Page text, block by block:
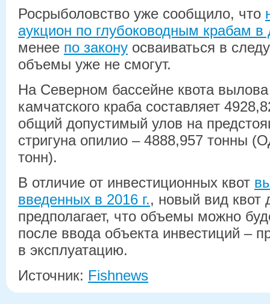
Росрыболовство уже сообщило, что
аукцион по глубоководным крабам в
менее по закону осваиваться в
объемы уже не смогут.
На Северном бассейне квота
камчатского краба составляет
общий допустимый улов на
стригуна опилио – 4888,957 тонны
тонн).
В отличие от инвестиционных квот
введенных в 2016 г., новый вид квот
предполагает, что объемы можно
после ввода объекта инвестиций –
в эксплуатацию.
Источник: Fishnews